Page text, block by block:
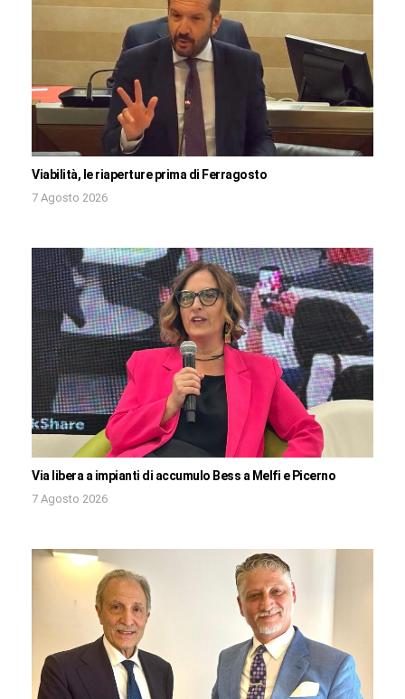
Viabilità, le riaperture prima di Ferragosto
7 Agosto 2026
Via libera a impianti di accumulo Bess a Melfi e Picerno
7 Agosto 2026